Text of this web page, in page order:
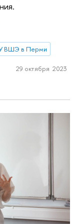
ВШЭ в Перми
29 октября 2023